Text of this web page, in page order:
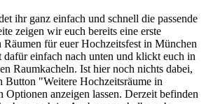
ihr ganz einfach und schnell die passende
zeigen wir euch bereits eine erste
Räumen für euer Hochzeitsfest in München
einfach nach unten und klickt euch in
Raumkacheln. Ist hier noch nichts dabei,
Button "Weitere Hochzeitsräume in
anzeigen lassen. Derzeit befinden